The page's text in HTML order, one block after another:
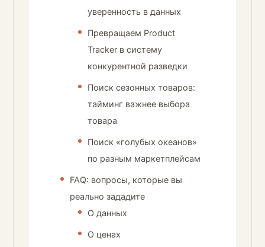
уверенность в данных
Превращаем Product
Tracker в систему
конкурентной разведки
Поиск сезонных товаров:
тайминг важнее выбора
товара
Поиск «голубых океанов»
по разным маркетплейсам
FAQ: вопросы, которые вы
реально зададите
О данных
О ценах